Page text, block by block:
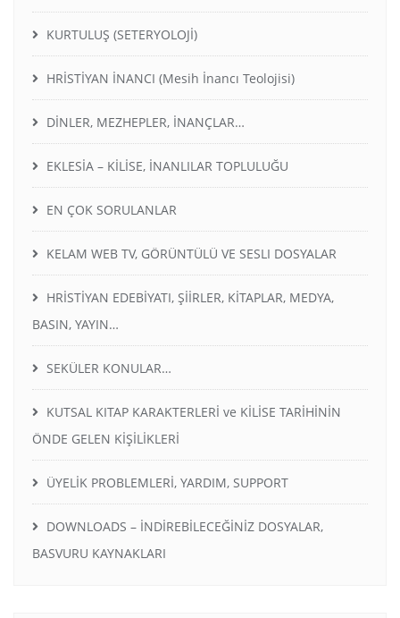
KURTULUŞ (SETERYOLOJİ)
HRİSTİYAN İNANCI (Mesih İnancı Teolojisi)
DİNLER, MEZHEPLER, İNANÇLAR…
EKLESİA – KİLİSE, İNANLILAR TOPLULUĞU
EN ÇOK SORULANLAR
KELAM WEB TV, GÖRÜNTÜLÜ VE SESLI DOSYALAR
HRİSTİYAN EDEBİYATI, ŞİİRLER, KİTAPLAR, MEDYA,
BASIN, YAYIN…
SEKÜLER KONULAR…
KUTSAL KITAP KARAKTERLERİ ve KİLİSE TARİHİNİN
ÖNDE GELEN KİŞİLİKLERİ
ÜYELİK PROBLEMLERİ, YARDIM, SUPPORT
DOWNLOADS – İNDİREBİLECEĞİNİZ DOSYALAR,
BASVURU KAYNAKLARI